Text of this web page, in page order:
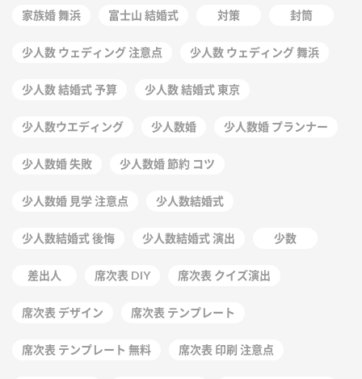
家族婚 舞浜 富士山 結婚式 対策 封筒
少人数 ウェディング 注意点 少人数 ウェディング 舞浜
少人数 結婚式 予算 少人数 結婚式 東京
少人数ウエディング 少人数婚 少人数婚 プランナー
少人数婚 失敗 少人数婚 節約 コツ
少人数婚 見学 注意点 少人数結婚式
少人数結婚式 後悔 少人数結婚式 演出 少数
差出人 席次表 DIY 席次表 クイズ演出
席次表 デザイン 席次表 テンプレート
席次表 テンプレート 無料 席次表 印刷 注意点